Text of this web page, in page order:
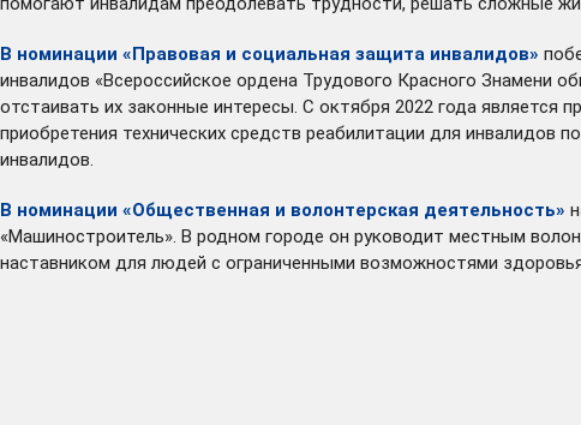
В номинации «Правовая и социальная защита инвалидов»
инвалидов «Всероссийское ордена Трудового Красного Знамени
отстаивать их законные интересы. С октября 2022 года является
приобретения технических средств реабилитации для инвалидов
инвалидов.
В номинации «Общественная и волонтерская деятельность»
«Машиностроитель». В родном городе он руководит местным
наставником для людей с ограниченными возможностями